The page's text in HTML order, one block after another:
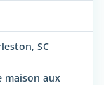
SC
maison aux